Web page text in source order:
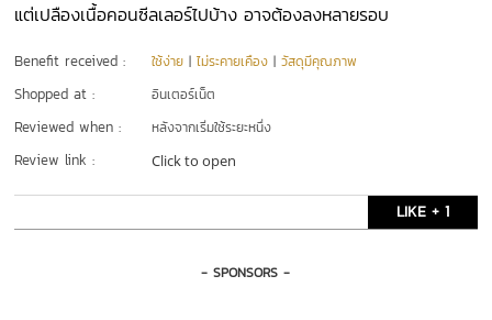
แต่เปลืองเนื้อคอนซีลเลอร์ไปบ้าง อาจต้องลงหลายรอบ
Benefit received : ใช้ง่าย |ไม่ระคายเคือง |วัสดุมีคุณภาพ
Shopped at : อินเตอร์เน็ต
Reviewed when : หลังจากเริ่มใช้ระยะหนึ่ง
Review link : Click to open
LIKE + 1
- SPONSORS -